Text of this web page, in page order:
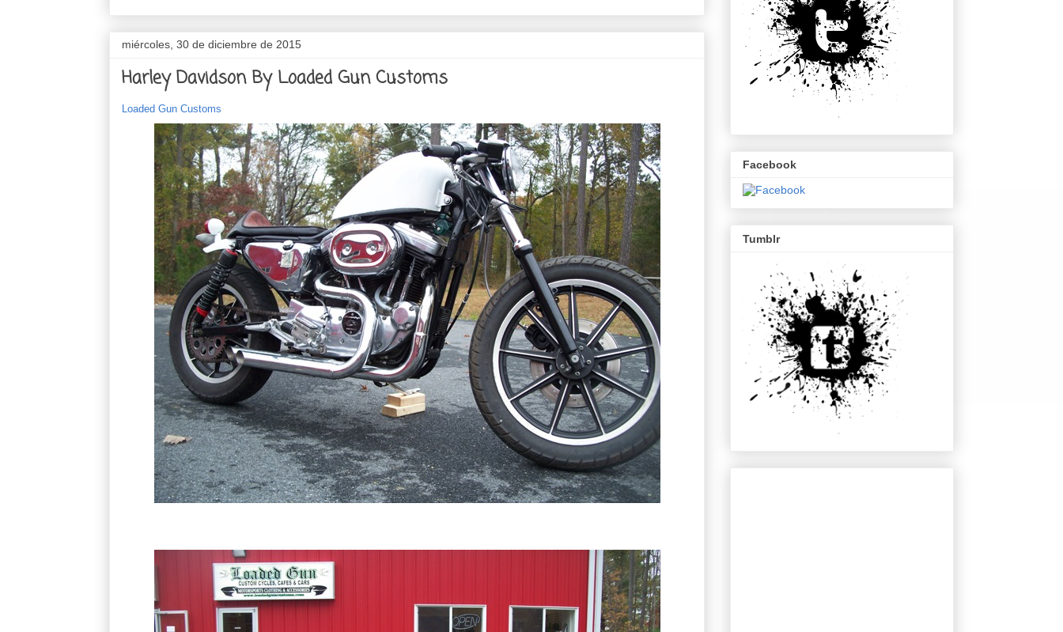
miércoles, 30 de diciembre de 2015
Harley Davidson By Loaded Gun Customs
Loaded Gun Customs
Facebook
Tumblr